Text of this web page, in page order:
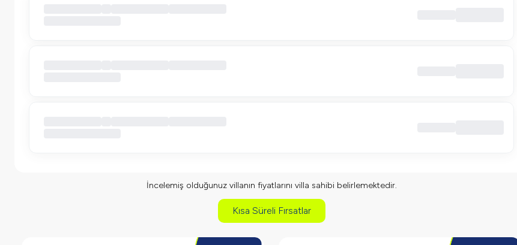
İncelemiş olduğunuz villanın fiyatlarını villa sahibi belirlemektedir.
Kısa Süreli Fırsatlar